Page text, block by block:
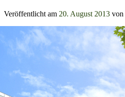
Veröffentlicht am 20. August 2013 von